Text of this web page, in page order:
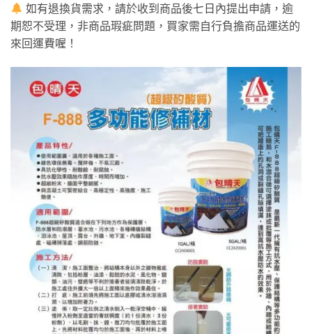
如有退換貨需求，請於收到商品後七日內提出申請，逾
期恕不受理，非商品瑕疵問題，買家需自行負擔商品運送的
來回運費喔！